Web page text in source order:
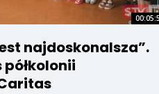
najdoskonalsza”.